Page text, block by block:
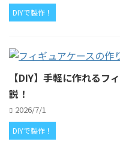
DIYで製作！
【DIY】手軽に作れるフ
説！
2026/7/1
DIYで製作！